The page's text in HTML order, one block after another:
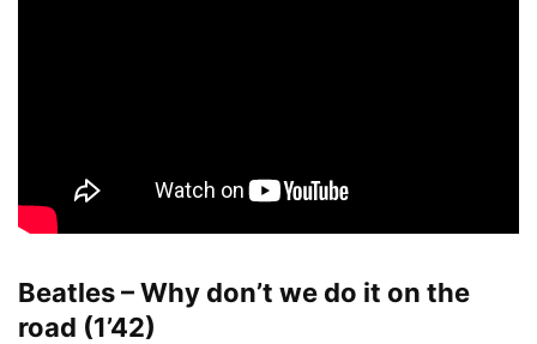
Beatles – Why don’t we do it on the
road (1’42)